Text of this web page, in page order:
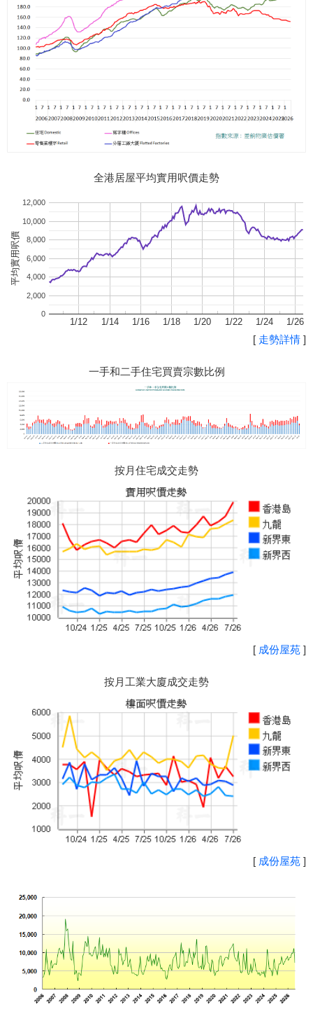
全港居屋平均實用呎價走勢
1/12 1/14 1/16 1/18 1/20 1/22 1/24 1/26
0
2,000
4,000
6,000
8,000
10,000
12,000
平均實用呎價
[ 走勢詳情 ]
一手和二手住宅買賣宗數比例
按月住宅成交走勢
[ 成份屋苑 ]
按月工業大廈成交走勢
[ 成份屋苑 ]